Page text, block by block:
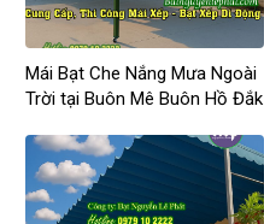
Mái Bạt Che Nắng Mưa Ngoài
Trời tại Buôn Mê Buôn Hồ Đắk